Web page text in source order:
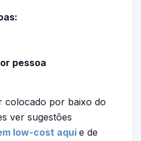
pessoa
colocado por baixo do
ver sugestões
low-cost aqui e de